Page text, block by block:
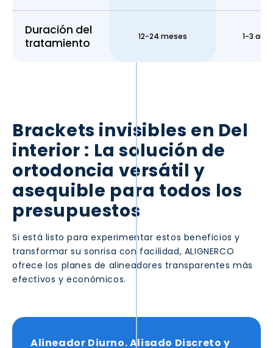
Duración del
tratamiento
12-24 meses 1-3
Brackets invisibles en Del
interior : La solución de
ortodoncia versátil y
asequible para todos los
presupuestos
Si está listo para experimentar estos beneficios y
transformar su sonrisa con facilidad, ALIGNERCO
ofrece los planes de alineadores transparentes más
efectivos y económicos.
Alineador Diurno. Alisado Discreto y